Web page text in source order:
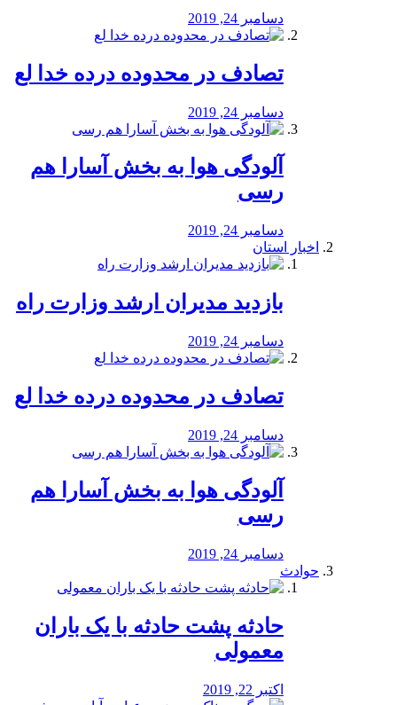
دسامبر 24, 2019
تصادف در محدوده درده خدا لع
دسامبر 24, 2019
آلودگی هوا به بخش آسارا هم
رسی
دسامبر 24, 2019
اخبار استان
بازدید مدیران ارشد وزارت راه
دسامبر 24, 2019
تصادف در محدوده درده خدا لع
دسامبر 24, 2019
آلودگی هوا به بخش آسارا هم
رسی
دسامبر 24, 2019
حوادث
️حادثه پشت حادثه با یک باران
معمولی
اکتبر 22, 2019